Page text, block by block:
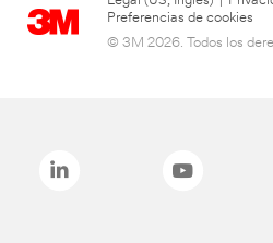
Preferencias de cookies
© 3M 2026. Todos los